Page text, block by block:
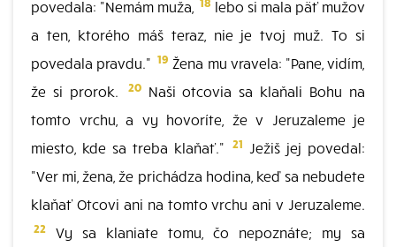
povedala: "Nemám muža,
lebo si mala päť mužov
a ten, ktorého máš teraz, nie je tvoj muž. To si
povedala pravdu." 19 Žena mu vravela: "Pane, vidím,
že si prorok.
20Naši otcovia sa klaňali Bohu na
tomto vrchu, a vy hovoríte, že v Jeruzaleme je
miesto, kde sa treba klaňať."
21 Ježiš jej povedal:
"Ver mi, žena, že prichádza hodina, keď sa nebudete
klaňať Otcovi ani na tomto vrchu ani v Jeruzaleme.
22 Vy sa klaniate tomu, čo nepoznáte; my sa